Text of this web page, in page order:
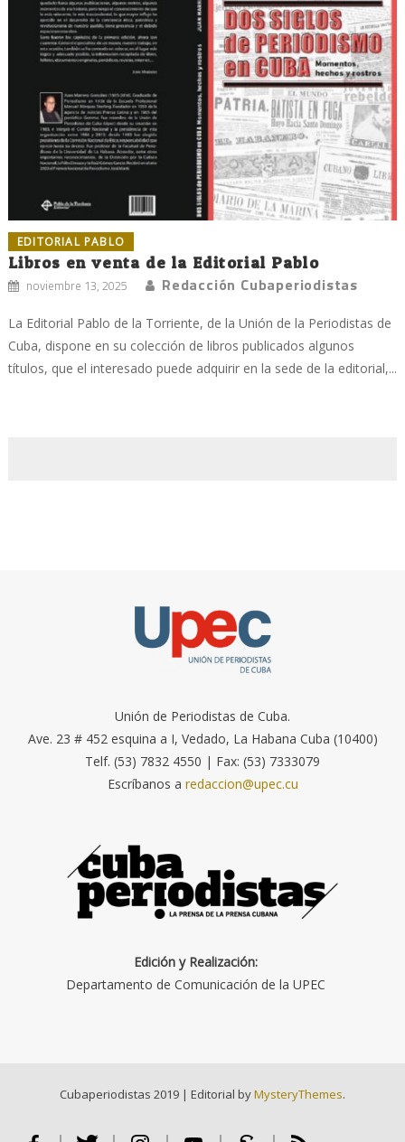
EDITORIAL PABLO
Libros en venta de la Editorial Pablo
noviembre 13, 2025 Redacción Cubaperiodistas
La Editorial Pablo de la Torriente, de la Unión de la Periodistas de
Cuba, dispone en su colección de libros publicados algunos
títulos, que el interesado puede adquirir en la sede de la editorial,...
Unión de Periodistas de Cuba.
Ave. 23 # 452 esquina a I, Vedado, La Habana Cuba (10400)
Telf. (53) 7832 4550 | Fax: (53) 7333079
Escríbanos a redaccion@upec.cu
Edición y Realización:
Departamento de Comunicación de la UPEC
Cubaperiodistas 2019 | Editorial byMysteryThemes.